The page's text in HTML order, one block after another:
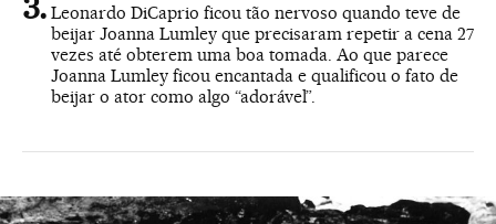
Leonardo DiCaprio ficou tão nervoso quando teve de
beijar Joanna Lumley que precisaram repetir a cena 27
vezes até obterem uma boa tomada. Ao que parece
Joanna Lumley ficou encantada e qualificou o fato de
beijar o ator como algo “adorável”.